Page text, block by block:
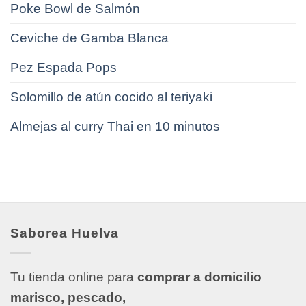
Poke Bowl de Salmón
Ceviche de Gamba Blanca
Pez Espada Pops
Solomillo de atún cocido al teriyaki
Almejas al curry Thai en 10 minutos
Saborea Huelva
Tu tienda online para comprar a domicilio
marisco, pescado,